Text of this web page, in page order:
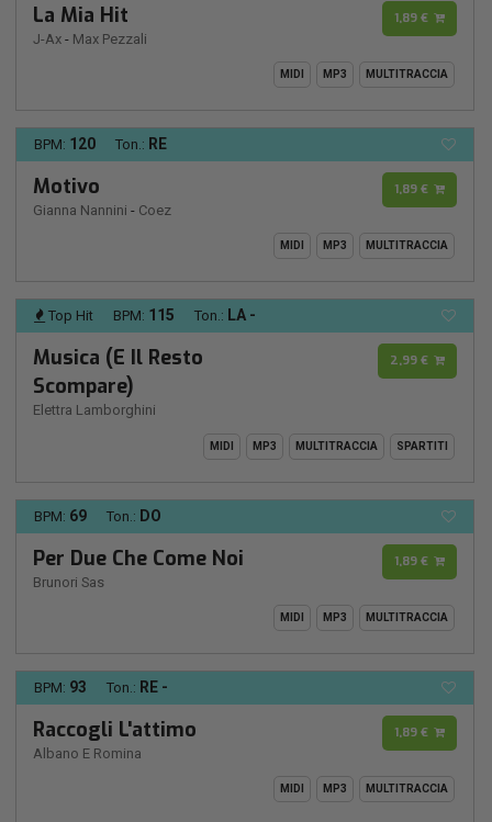
La Mia Hit
J-Ax - Max Pezzali
1,89 €
MIDI MP3 MULTITRACCIA
BPM: 120 Ton.: RE
Motivo
Gianna Nannini - Coez
1,89 €
MIDI MP3 MULTITRACCIA
Top Hit BPM: 115 Ton.: LA -
Musica (E Il Resto
Scompare)
Elettra Lamborghini
2,99 €
MIDI MP3 MULTITRACCIA SPARTITI
BPM: 69 Ton.: DO
Per Due Che Come Noi
Brunori Sas
1,89 €
MIDI MP3 MULTITRACCIA
BPM: 93 Ton.: RE -
Raccogli L'attimo
Albano E Romina
1,89 €
MIDI MP3 MULTITRACCIA